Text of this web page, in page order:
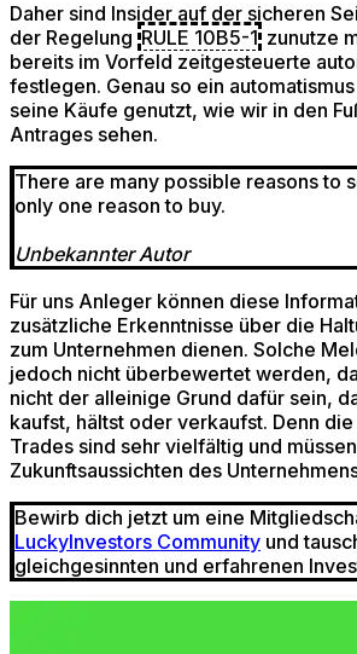
Daher sind Insider auf der sicheren
der Regelung RULE 10B5-1 zunutze
bereits im Vorfeld zeitgesteuerte
festlegen. Genau so ein
seine Käufe genutzt, wie wir in den
Antrages sehen.
There are many possible reasons to
only one reason to buy.
Unbekannter Autor
Für uns Anleger können diese
zusätzliche Erkenntnisse über die
zum Unternehmen dienen. Solche
jedoch nicht überbewertet werden,
nicht der alleinige Grund dafür sein,
kaufst, hältst oder verkaufst. Denn
Trades sind sehr vielfältig und
Zukunftsaussichten des
Bewirb dich jetzt um eine
LuckyInvestors Community und
gleichgesinnten und erfahrenen